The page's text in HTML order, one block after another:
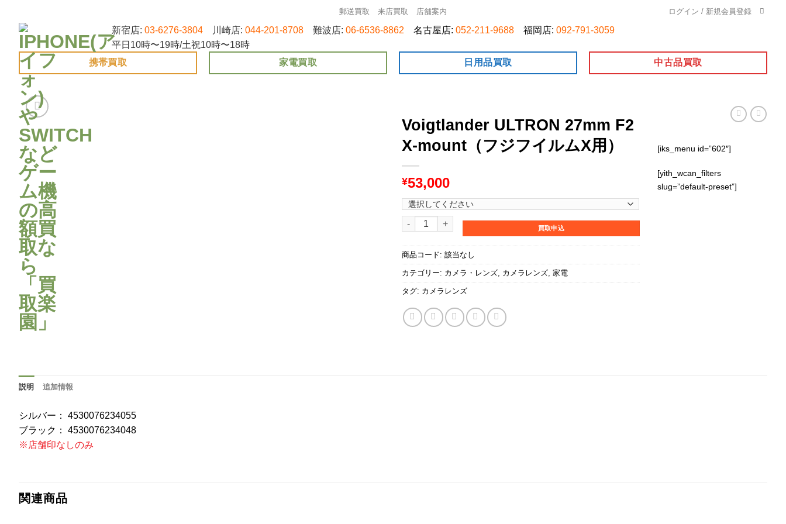
content
郵送買取 来店買取 店舗案内 ログイン / 新規会員登録
新宿店: 03-6276-3804 川崎店: 044-201-8708 難波店: 06-6536-8862 名古屋店: 052-211-9688 福岡店: 092-791-3059
平日10時〜19時/土祝10時〜18時
携帯買取
家電買取 日用品買取 中古品買取
Voigtlander ULTRON 27mm F2
X-mount（フジフイルムX用）
¥53,000
Voigtlander ULTRON 27mm F2 X-mount（フジフイルムX用）個
買取申込
商品コード: 該当なし
カテゴリー: カメラ・レンズ, カメラレンズ, 家電
タグ: カメラレンズ
[iks_menu id=”602″]
[yith_wcan_filters
slug=”default-preset”]
説明 追加情報
シルバー： 4530076234055
ブラック： 4530076234048
※店舗印なしのみ
関連商品